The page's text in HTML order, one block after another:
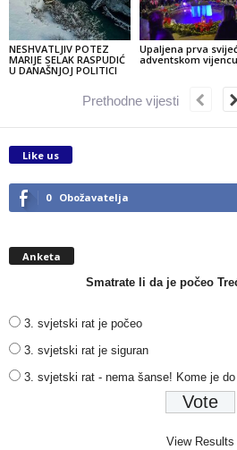
NESHVATLJIV POTEZ
MARIJE SELAK RASPUDIĆ
U DANAŠNJOJ POLITICI
Upaljena prva
adventskom vijencu
Prethodne vijesti
Like us
0 Obožavatelja
Anketa
Smatrate li da je počeo
3. svjetski rat je počeo
3. svjetski rat je siguran
3. svjetski rat - nema šanse! Kome je
View Results